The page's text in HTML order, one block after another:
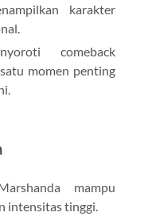
karakter
comeback
momen penting
mampu
intensitas tinggi.